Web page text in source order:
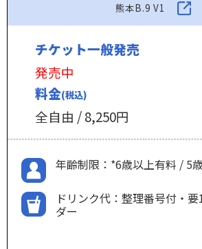
熊本B.9 V1
チケット一般発売
発売中
料金(税込)
全自由 / 8,250円
年齢制限：*6歳以上有料 / 5
ドリンク代：整理番号付・
ダー